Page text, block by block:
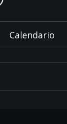
Calendario